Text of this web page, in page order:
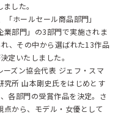
した。
ホールセール商品部門」
業部門」の3部門で実施されま
、その中から選ばれた13作品
定いたしました。
ズン協会代表 ジェフ・スマ
究所 山本剛史氏をはじめとす
各部門の受賞作品を決定。さ
から、モデル・女優として